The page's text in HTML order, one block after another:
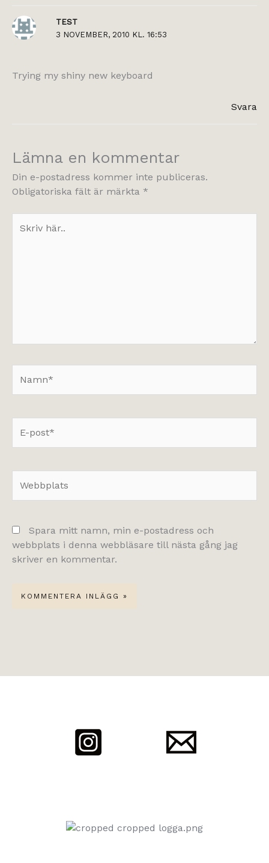
TEST
3 NOVEMBER, 2010 KL. 16:53
Trying my shiny new keyboard
Svara
Lämna en kommentar
Din e-postadress kommer inte publiceras.
Obligatoriska fält är märkta *
här..
post*
Spara mitt namn, min e-postadress och
webbplats i denna webbläsare till nästa gång jag
skriver en kommentar.